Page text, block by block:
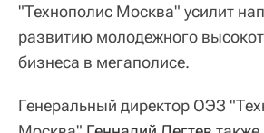
"Технополис Москва" усилит
развитию молодежного
бизнеса в мегаполисе.
Генеральный директор ОЭЗ